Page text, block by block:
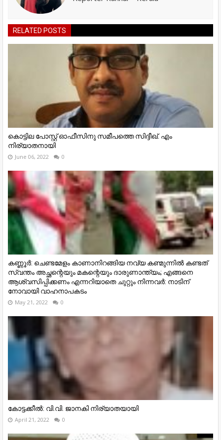
RELATED POSTS
കൊട്ടില പോസ്റ്റ് ഓഫീസിനു സമീപത്തെ സിദ്ദീഖ്. എം
നിര്യാതനായി
June 06, 2022 0
കണ്ണൂര്‍: ചെണ്ടമേളം കാണാനിറങ്ങിയ നവ്യ കണ്മുന്നിൽ കണ്ടത്
സ്വന്തം അച്ഛന്റെയും മകന്റെയും ദാരുണാന്ത്യം; എങ്ങനെ
ആശ്വസിപ്പിക്കണം എന്നറിയാതെ ചുറ്റും നിന്നവർ: നാടിന്
നോവായി വാഹനാപകടം
May 21, 2022 0
കോട്ടക്കീൽ: വി.വി. ജാനകി നിര്യാതയായി
April 21, 2022 0